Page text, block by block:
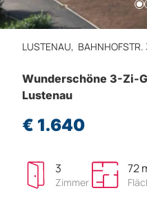
LUSTENAU, BAHNHOFSTR.
Wunderschöne 3-Zi-
Lustenau
€ 1.640
3
Zimmer
72